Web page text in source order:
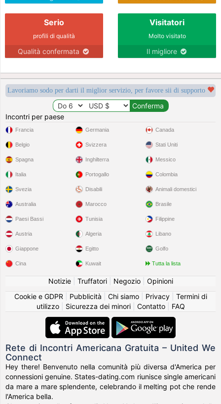
Serio
profili di qualità
Qualità confermata
Visitatori
Molto visitato
Il migliore
Lavoriamo sodo per darti il miglior servizio, per favore sii di supporto
Incontri per paese
Francia
Belgio
Spagna
Italia
Svezia
Germania
Svizzera
Inghilterra
Portogallo
Disabili
Canada
Stati Uniti
Messico
Colombia
Animali domestici
Australia
Paesi Bassi
Austria
Giappone
Cina
Marocco
Tunisia
Algeria
Egitto
Kuwait
Brasile
Filippine
Libano
Golfo
Tutta la lista
Notizie| Truffatori| Negozio| Opinioni
Cookie e GDPR
Pubblicità Chi siamo| Privacy| Termini di
utilizzo| Sicurezza dei minori| Contatto| FAQ
Rete di Incontri Americana Gratuita – United We
Connect
Hey there! Benvenuto nella comunità più diversa d'America per
connessioni genuine. States-dating.com riunisce single americani
da mare a mare splendente, celebrando il melting pot che rende
l'America bella.